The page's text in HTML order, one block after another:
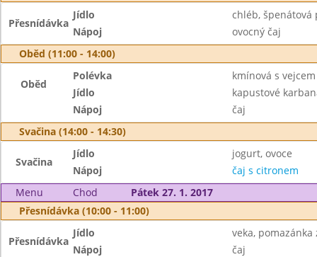
Přesnídávka
Jídlo
chléb, špenátová
Nápoj
ovocný čaj
Oběd (11:00 - 14:00)
Oběd
Polévka
kmínová s vejcem
Jídlo
kapustové
Nápoj
čaj
Svačina (14:00 - 14:30)
Svačina
Jídlo
jogurt, ovoce
Nápoj
čaj s citronem
Menu
Chod
Pátek 27. 1. 2017
Přesnídávka (10:00 - 11:00)
Přesnídávka
Jídlo
veka, pomazánka
Nápoj
čaj